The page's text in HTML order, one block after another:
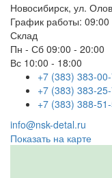
Новосибирск, ул.
График работы: 09:00
Склад
Пн - Сб 09:00 - 20:00
Вс 10:00 - 18:00
+7 (383) 383-
+7 (383) 383-
+7 (383) 388-
info@nsk-detal.ru
Показать на карте